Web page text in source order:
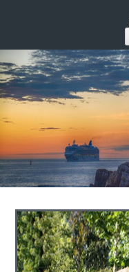
ツ
へ
ス
キ
ッ
プ